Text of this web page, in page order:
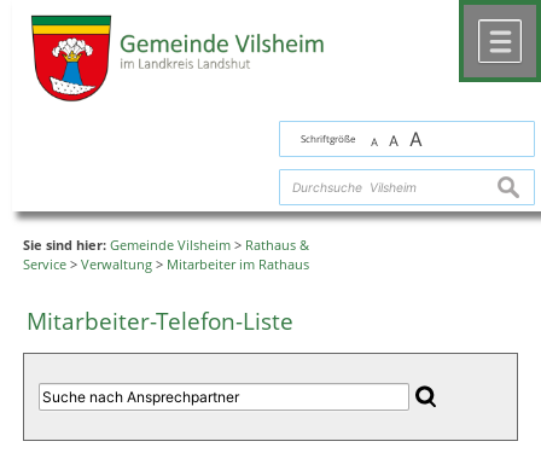
Schriftgröße A A A
Sie sind hier: Gemeinde Vilsheim > Rathaus &
Service > Verwaltung > Mitarbeiter im Rathaus
Mitarbeiter-Telefon-Liste